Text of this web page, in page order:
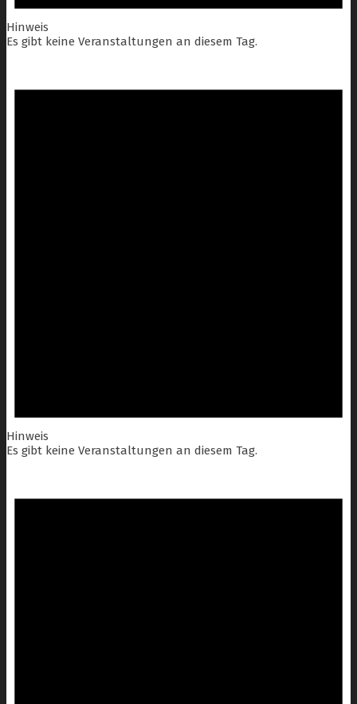
Hinweis
Es gibt keine Veranstaltungen an diesem Tag.
Hinweis
Es gibt keine Veranstaltungen an diesem Tag.